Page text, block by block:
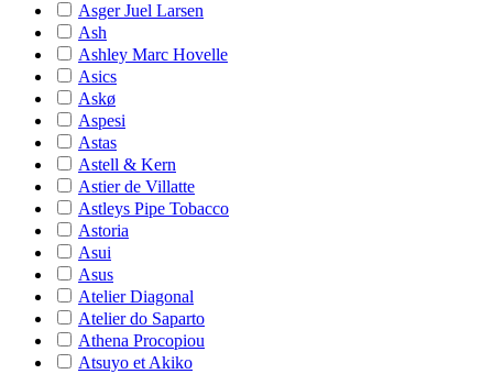
Asger Juel Larsen
Ash
Ashley Marc Hovelle
Asics
Askø
Aspesi
Astas
Astell & Kern
Astier de Villatte
Astleys Pipe Tobacco
Astoria
Asui
Asus
Atelier Diagonal
Atelier do Saparto
Athena Procopiou
Atsuyo et Akiko